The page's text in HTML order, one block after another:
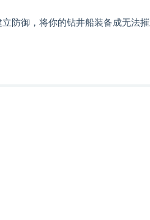
防御，将你的钻井船装备成无法